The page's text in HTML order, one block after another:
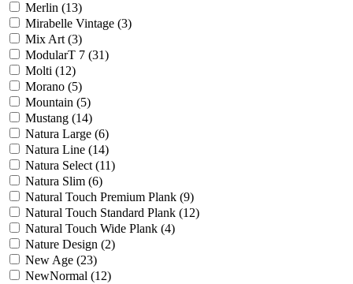
Merlin (13)
Mirabelle Vintage (3)
Mix Art (3)
ModularT 7 (31)
Molti (12)
Morano (5)
Mountain (5)
Mustang (14)
Natura Large (6)
Natura Line (14)
Natura Select (11)
Natura Slim (6)
Natural Touch Premium Plank (9)
Natural Touch Standard Plank (12)
Natural Touch Wide Plank (4)
Nature Design (2)
New Age (23)
NewNormal (12)